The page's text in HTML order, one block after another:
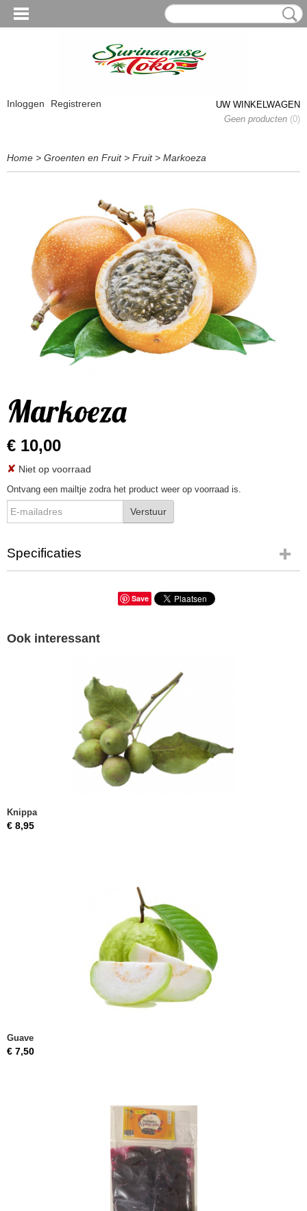
Inloggen Registreren
UW WINKELWAGEN
Geen producten (0)
Home > Groenten en Fruit> Fruit> Markoeza
Markoeza
€ 10,00
✘ Niet op voorraad
Ontvang een mailtje zodra het product weer op voorraad is.
Verstuur
Specificaties
Save
Ook interessant
Knippa
€ 8,95
Guave
€ 7,50